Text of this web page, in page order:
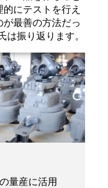
にテストを行え
最善の方法だっ
は振り返ります。
量産に活用